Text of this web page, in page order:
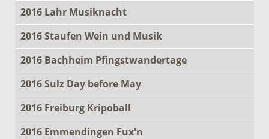
2016 Lahr Musiknacht
2016 Staufen Wein und Musik
2016 Bachheim Pfingstwandertage
2016 Sulz Day before May
2016 Freiburg Kripoball
2016 Emmendingen Fux'n